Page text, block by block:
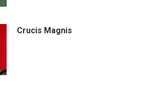
Crucis Magnis